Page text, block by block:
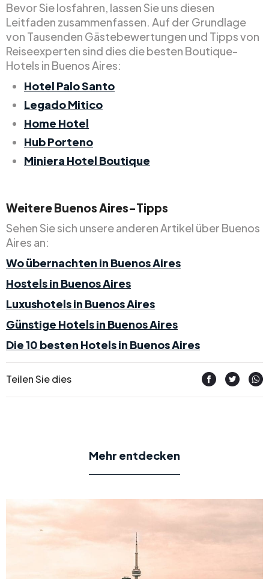
Bevor Sie losfahren, lassen Sie uns diesen
Leitfaden zusammenfassen. Auf der Grundlage
von Tausenden Gästebewertungen und Tipps von
Reiseexperten sind dies die besten Boutique-
Hotels in Buenos Aires:
Hotel Palo Santo
Legado Mitico
Home Hotel
Hub Porteno
Miniera Hotel Boutique
Weitere Buenos Aires-Tipps
Sehen Sie sich unsere anderen Artikel über Buenos
Aires an:
Wo übernachten in Buenos Aires
Hostels in Buenos Aires
Luxushotels in Buenos Aires
Günstige Hotels in Buenos Aires
Die 10 besten Hotels in Buenos Aires
Teilen Sie dies
Mehr entdecken